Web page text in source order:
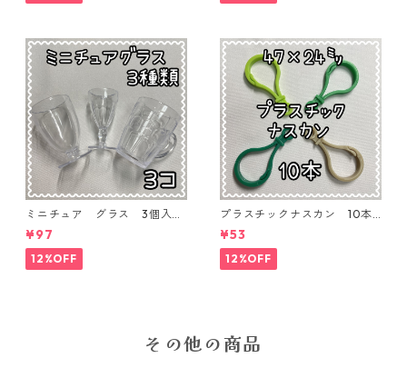
ミニチュア グラス 3個入り
【MNT-GLS-3P-01】
¥97
12%OFF
プラスチックナスカン 10本
入り【PK-10】
¥53
12%OFF
その他の商品